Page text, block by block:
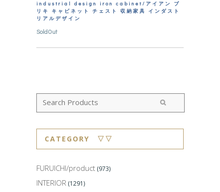
industrial design iron cabinet/アイアン ブ
リキ キャビネット チェスト 収納家具 インダスト
リアルデザイン
SoldOut
CATEGORY ▽▽
FURUICHI/product (973)
INTERIOR (1291)